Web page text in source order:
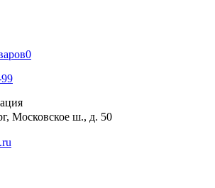
0
Московское ш., д. 50